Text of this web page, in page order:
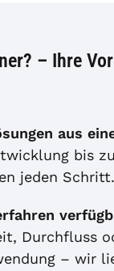
– Ihre
aus
bis
jeden Schritt.
Durchfluss
– wir